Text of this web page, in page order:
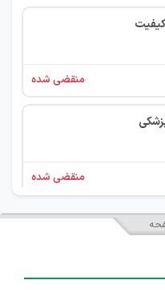
منقضی شده
منقضی شده
پزشکی
منقضی شده